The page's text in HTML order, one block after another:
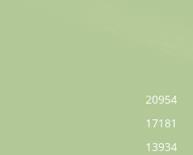
20954
17181
13934